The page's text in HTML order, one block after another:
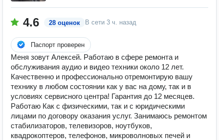
4.6 28 оценок В сети 3 ч. назад
Паспорт проверен
Меня зовут Алексей. Работаю в сфере ремонта и
обслуживания аудио и видео техники около 12 лет.
Качественно и профессионально отремонтирую вашу
технику в любом состоянии как у вас на дому, так и в
условиях сервисного центра! Гарантия до 12 месяцев.
Работаю Как с физическими, так и с юридическими
лицами по договору оказания услуг. Занимаюсь ремонтом
стабилизаторов, телевизоров, ноутбуков,
квадрокоптеров, телефонов, микроволновых печей и